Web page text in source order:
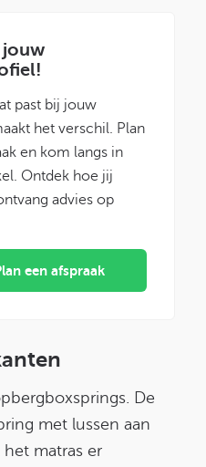
past bij jouw
het verschil. Plan
en kom langs in
Ontdek hoe jij
advies op
een afspraak
De
met lussen aan
matras er